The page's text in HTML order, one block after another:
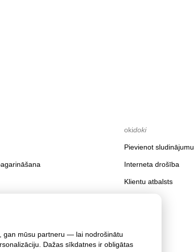
mūsu partneru — lai nodrošinātu
Dažas sīkdatnes ir obligātas
okidoki
Pievienot sludinājumu
Interneta drošība
Klientu atbalsts